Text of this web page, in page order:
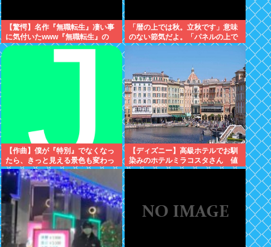
【驚愕】名作『無職転生』凄い事
に気付いたwww『無職転生』の
「ロキシー」とかいう奴…可愛い
「暦の上では秋。立秋です」意味
のない節気だよ。「パネルの上で
は19」みたいな風俗嬢かよ
【作曲】僕が『特別』でなくなっ
たら、きっと見える景色も変わっ
てしまう。⋯だから曖昧でいい。
どうか、白黒ハッキリさせないで
【ディズニー】高級ホテルでお馴
染みのホテルミラコスタさん 値
上げして改悪していたことがバレ